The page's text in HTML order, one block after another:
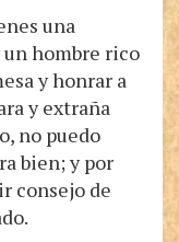
una
un hombre rico
y honrar a
y extraña
no puedo
bien; y por
consejo de